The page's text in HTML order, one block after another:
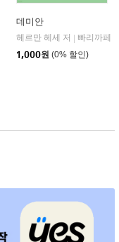
데미안
헤르만 헤세 저
빠리까페
1,000원 (0% 할인)